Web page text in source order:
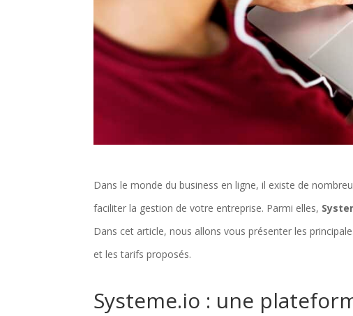
Dans le monde du business en ligne, il existe de
faciliter la gestion de votre entreprise. Parmi elles,
Dans cet article, nous allons vous présenter les
et les tarifs proposés.
Systeme.io : une